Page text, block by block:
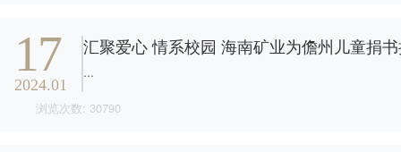
团共同出资成立，2014年
在上海证券交易所挂牌上
市（股票代码：
601969）。
面向全球，绿色发展，持
续成长"的发展理念，积极
响应"双碳"目标行动，切实
履行企业社会责任，与利
益相关方共享发展成果。
及时回应资本市场及投资
者的关切问题，增进投资
者对企业价值及经营理念
的认同感，努力构建和谐
互信的资本市场生态圈。
17
2024.01
汇聚爱心 情系校园 海南矿业为儋州儿童捐
...
浏览次数: 30790